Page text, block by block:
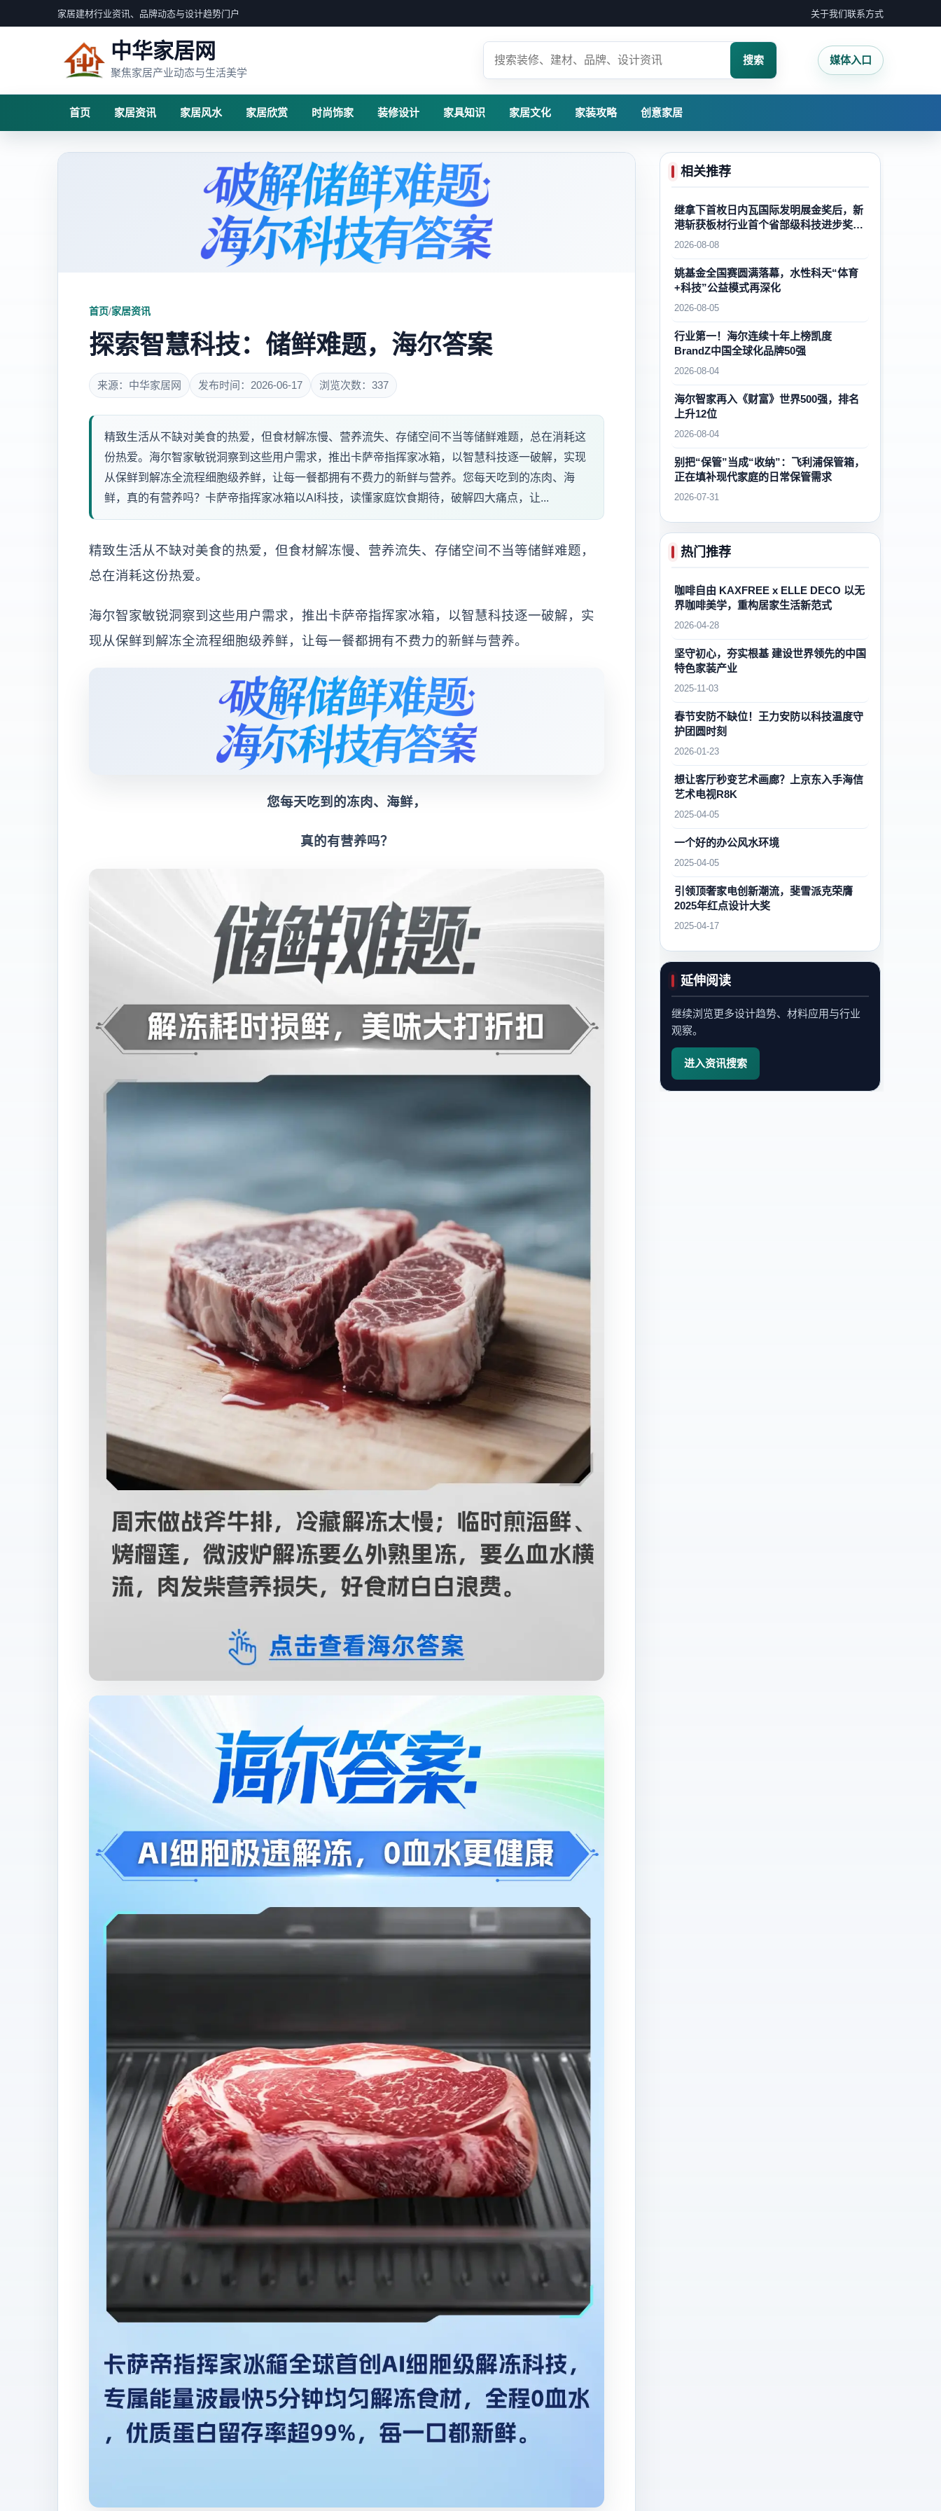
家居建材行业资讯、品牌动态与设计趋势门户 关于我们联系方式
中华家居网
聚焦家居产业动态与生活美学
搜索 媒体入口
首页 家居资讯 家居风水 家居欣赏 时尚饰家 装修设计 家具知识 家居文化 家装攻略 创意家居
首页/家居资讯
探索智慧科技：储鲜难题，海尔答案
来源：中华家居网 发布时间：2026-06-17 浏览次数：337
精致生活从不缺对美食的热爱，但食材解冻慢、营养流失、存储空间不当等储鲜难题，总在消耗这
份热爱。海尔智家敏锐洞察到这些用户需求，推出卡萨帝指挥家冰箱，以智慧科技逐一破解，实现
从保鲜到解冻全流程细胞级养鲜，让每一餐都拥有不费力的新鲜与营养。您每天吃到的冻肉、海
鲜，真的有营养吗？卡萨帝指挥家冰箱以AI科技，读懂家庭饮食期待，破解四大痛点，让...
精致生活从不缺对美食的热爱，但食材解冻慢、营养流失、存储空间不当等储鲜难题，
总在消耗这份热爱。
海尔智家敏锐洞察到这些用户需求，推出卡萨帝指挥家冰箱，以智慧科技逐一破解，实
现从保鲜到解冻全流程细胞级养鲜，让每一餐都拥有不费力的新鲜与营养。
您每天吃到的冻肉、海鲜，
真的有营养吗？
相关推荐
继拿下首枚日内瓦国际发明展金奖后，新
港斩获板材行业首个省部级科技进步奖一
等奖，再攀国内外木业自主创新新高峰
2026-08-08
姚基金全国赛圆满落幕，水性科天“体育
+科技”公益模式再深化
2026-08-05
行业第一！海尔连续十年上榜凯度
BrandZ中国全球化品牌50强
2026-08-04
海尔智家再入《财富》世界500强，排名
上升12位
2026-08-04
别把“保管”当成“收纳”：飞利浦保管箱，
正在填补现代家庭的日常保管需求
2026-07-31
热门推荐
咖啡自由 KAXFREE x ELLE DECO 以无
界咖啡美学，重构居家生活新范式
2026-04-28
坚守初心，夯实根基 建设世界领先的中国
特色家装产业
2025-11-03
春节安防不缺位！王力安防以科技温度守
护团圆时刻
2026-01-23
想让客厅秒变艺术画廊？上京东入手海信
艺术电视R8K
2025-04-05
一个好的办公风水环境
2025-04-05
引领顶奢家电创新潮流，斐雪派克荣膺
2025年红点设计大奖
2025-04-17
延伸阅读
继续浏览更多设计趋势、材料应用与行业
观察。
进入资讯搜索